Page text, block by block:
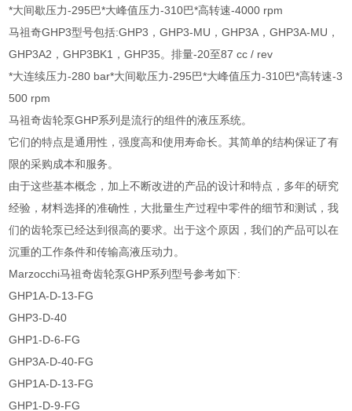
*大间歇压力-295巴*大峰值压力-310巴*高转速-4000 rpm
马祖奇GHP3型号包括:GHP3，GHP3-MU，GHP3A，GHP3A-MU，
GHP3A2，GHP3BK1，GHP35。排量-20至87 cc / rev
*大连续压力-280 bar*大间歇压力-295巴*大峰值压力-310巴*高转速-3
500 rpm
马祖奇齿轮泵GHP系列是流行的组件的液压系统。
它们的特点是通用性，强度高和使用寿命长。其简单的结构保证了有
限的采购成本和服务。
由于这些基本概念，加上不断改进的产品的设计和特点，多年的研究
经验，材料选择的准确性，大批量生产过程中零件的细节和测试，我
们的齿轮泵已经达到很高的要求。出于这个原因，我们的产品可以在
沉重的工作条件和传输高液压动力。
Marzocchi马祖奇齿轮泵GHP系列型号参考如下:
GHP1A-D-13-FG
GHP3-D-40
GHP1-D-6-FG
GHP3A-D-40-FG
GHP1A-D-13-FG
GHP1-D-9-FG